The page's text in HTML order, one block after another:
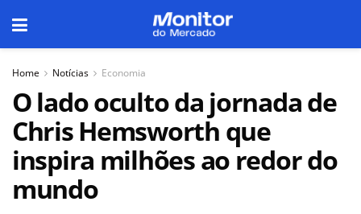
Home Notícias Economia
O lado oculto da jornada de
Chris Hemsworth que
inspira milhões ao redor do
mundo